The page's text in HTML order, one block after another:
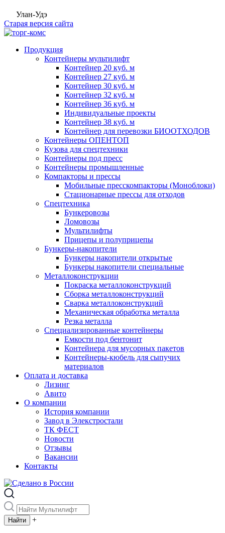
Улан-Удэ
Старая версия сайта
Продукция
Контейнеры мультилифт
Контейнер 20 куб. м
Контейнер 27 куб. м
Контейнер 30 куб. м
Контейнер 32 куб. м
Контейнер 36 куб. м
Индивидуальные проекты
Контейнер 38 куб. м
Контейнер для перевозки БИООТХОДОВ
Контейнеры ОПЕНТОП
Кузова для спецтехники
Контейнеры под пресс
Контейнеры промышленные
Компакторы и прессы
Мобильные пресскомпакторы (Моноблоки)
Стационарные прессы для отходов
Спецтехника
Бункеровозы
Ломовозы
Мультилифты
Прицепы и полуприцепы
Бункеры-накопители
Бункеры накопители открытые
Бункеры накопители специальные
Металлоконструкции
Покраска металлоконструкций
Сборка металлоконструкций
Сварка металлоконструкций
Механическая обработка металла
Резка металла
Специализированные контейнеры
Емкости под бентонит
Контейнера для мусорных пакетов
Контейнеры-кюбель для сыпучих
материалов
Оплата и доставка
Лизинг
Авито
О компании
История компании
Завод в Элекстростали
ТК ФЕСТ
Новости
Отзывы
Вакансии
Контакты
+